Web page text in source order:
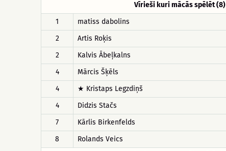
Vīrieši kuri mācās spēlēt (8)
1
matiss dabolins
2
Artis Roķis
2
Kalvis Ābeļkalns
4
Mārcis Šķēls
4
★ Kristaps Legzdiņš
4
Didzis Stačs
7
Kārlis Birkenfelds
8
Rolands Veics